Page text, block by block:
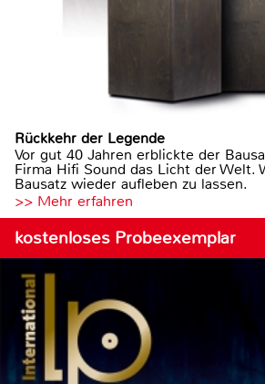
Rückkehr der Legende
Vor gut 40 Jahren erblickte der
Firma Hifi Sound das Licht der Welt.
Bausatz wieder aufleben zu lassen.
>> Mehr erfahren
kostenloses Probeexemplar